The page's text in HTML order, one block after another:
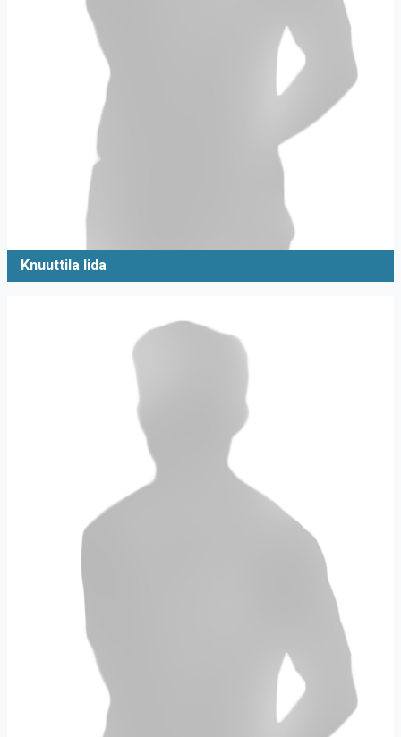
Knuuttila Iida